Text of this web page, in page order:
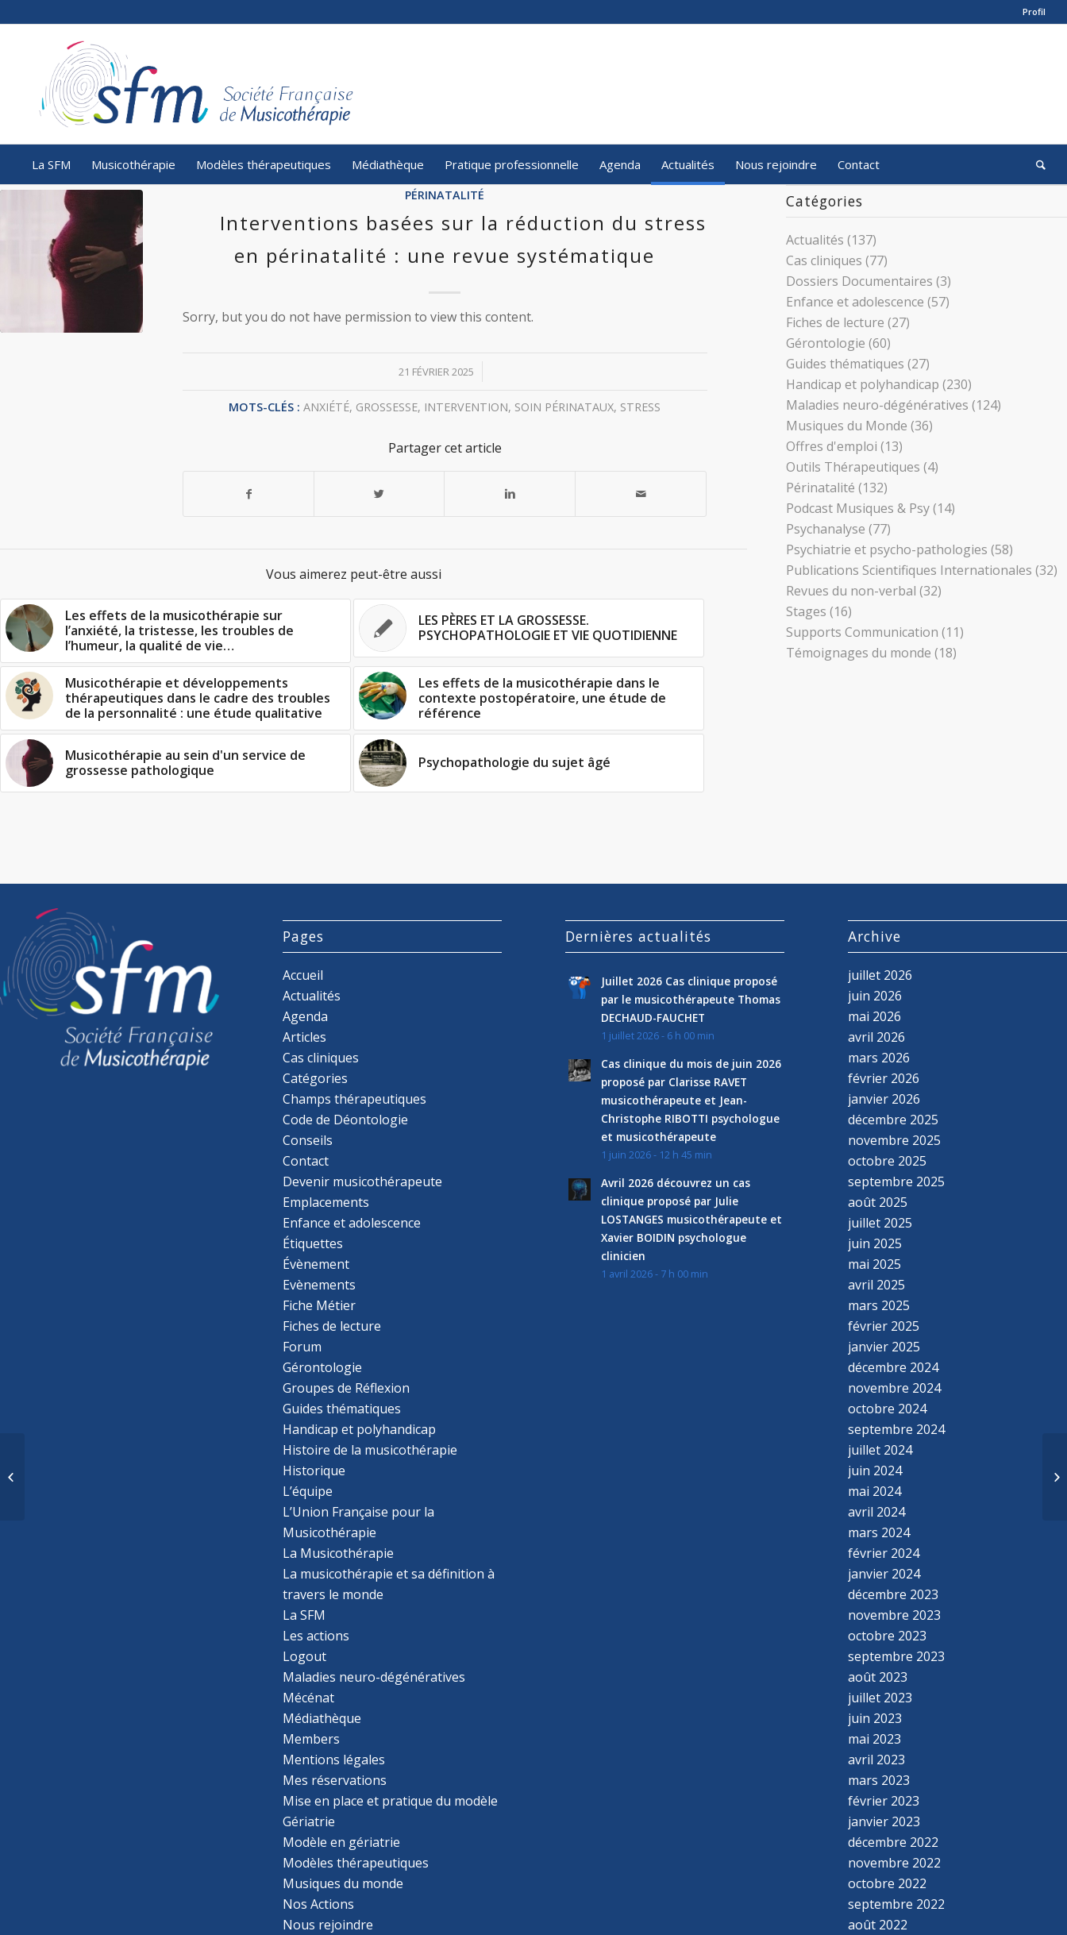
Profil
La SFM Musicothérapie Modèles thérapeutiques Médiathèque Pratique professionnelle Agenda Actualités Nous rejoindre Contact
PÉRINATALITÉ
Interventions basées sur la réduction du stress
en périnatalité : une revue systématique
Sorry, but you do not have permission to view this content.
21 FÉVRIER 2025
/
MOTS-CLÉS : ANXIÉTÉ, GROSSESSE, INTERVENTION, SOIN PÉRINATAUX, STRESS
Partager cet article
Vous aimerez peut-être aussi
Les effets de la musicothérapie sur
l’anxiété, la tristesse, les troubles de
l’humeur, la qualité de vie…
LES PÈRES ET LA GROSSESSE.
PSYCHOPATHOLOGIE ET VIE QUOTIDIENNE
Musicothérapie et développements
thérapeutiques dans le cadre des troubles
de la personnalité : une étude qualitative
Les effets de la musicothérapie dans le
contexte postopératoire, une étude de
référence
Musicothérapie au sein d'un service de
grossesse pathologique
Psychopathologie du sujet âgé
Catégories
Actualités (137)
Cas cliniques (77)
Dossiers Documentaires (3)
Enfance et adolescence (57)
Fiches de lecture (27)
Gérontologie (60)
Guides thématiques (27)
Handicap et polyhandicap (230)
Maladies neuro-dégénératives (124)
Musiques du Monde (36)
Offres d'emploi (13)
Outils Thérapeutiques (4)
Périnatalité (132)
Podcast Musiques & Psy(14)
Psychanalyse (77)
Psychiatrie et psycho-pathologies (58)
Publications Scientifiques Internationales (32)
Revues du non-verbal (32)
Stages (16)
Supports Communication (11)
Témoignages du monde (18)
Pages
Accueil
Actualités
Agenda
Articles
Cas cliniques
Catégories
Champs thérapeutiques
Code de Déontologie
Conseils
Contact
Devenir musicothérapeute
Emplacements
Enfance et adolescence
Étiquettes
Évènement
Evènements
Fiche Métier
Fiches de lecture
Forum
Gérontologie
Groupes de Réflexion
Guides thématiques
Handicap et polyhandicap
Histoire de la musicothérapie
Historique
L’équipe
L’Union Française pour la
Musicothérapie
La Musicothérapie
La musicothérapie et sa définition à
travers le monde
La SFM
Les actions
Logout
Maladies neuro-dégénératives
Mécénat
Médiathèque
Members
Mentions légales
Mes réservations
Mise en place et pratique du modèle
Gériatrie
Modèle en gériatrie
Modèles thérapeutiques
Musiques du monde
Nos Actions
Nous rejoindre
Dernières actualités
Juillet 2026 Cas clinique proposé
par le musicothérapeute Thomas
DECHAUD-FAUCHET
1 juillet 2026 - 6 h 00 min
Cas clinique du mois de juin 2026
proposé par Clarisse RAVET
musicothérapeute et Jean-
Christophe RIBOTTI psychologue
et musicothérapeute
1 juin 2026 - 12 h 45 min
Avril 2026 découvrez un cas
clinique proposé par Julie
LOSTANGES musicothérapeute et
Xavier BOIDIN psychologue
clinicien
1 avril 2026 - 7 h 00 min
Archive
juillet 2026
juin 2026
mai 2026
avril 2026
mars 2026
février 2026
janvier 2026
décembre 2025
novembre 2025
octobre 2025
septembre 2025
août 2025
juillet 2025
juin 2025
mai 2025
avril 2025
mars 2025
février 2025
janvier 2025
décembre 2024
novembre 2024
octobre 2024
septembre 2024
juillet 2024
juin 2024
mai 2024
avril 2024
mars 2024
février 2024
janvier 2024
décembre 2023
novembre 2023
octobre 2023
septembre 2023
août 2023
juillet 2023
juin 2023
mai 2023
avril 2023
mars 2023
février 2023
janvier 2023
décembre 2022
novembre 2022
octobre 2022
septembre 2022
août 2022